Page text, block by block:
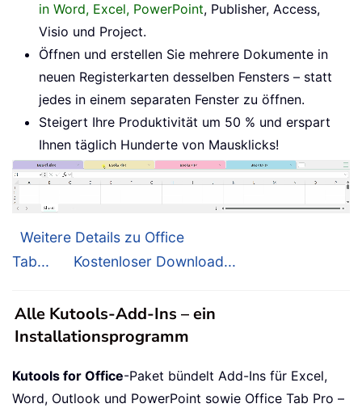
in Word, Excel, PowerPoint, Publisher, Access,
Visio und Project.
Öffnen und erstellen Sie mehrere Dokumente in
neuen Registerkarten desselben Fensters – statt
jedes in einem separaten Fenster zu öffnen.
Steigert Ihre Produktivität um 50 % und erspart
Ihnen täglich Hunderte von Mausklicks!
Weitere Details zu Office
Tab...
Kostenloser Download...
Alle Kutools-Add-Ins – ein
Installationsprogramm
Kutools for Office-Paket bündelt Add-Ins für Excel,
Word, Outlook und PowerPoint sowie Office Tab Pro –